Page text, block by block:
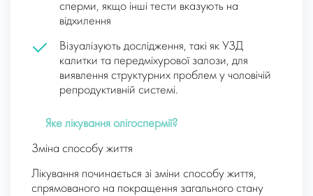
сперми, якщо інші тести вказують на
відхилення
Візуалізують дослідження, такі як УЗД
калитки та передміхурової залози, для
виявлення структурних проблем у чоловічій
репродуктивній системі.
Яке лікування олігоспермії?
Зміна способу життя
Лікування починається зі зміни способу життя,
спрямованого на покращення загального стану